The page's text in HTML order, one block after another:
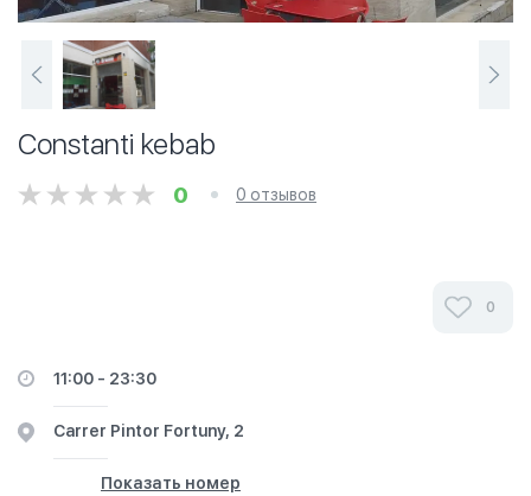
Constanti kebab
0 0 отзывов
0
11:00 - 23:30
Carrer Pintor Fortuny, 2
Показать номер